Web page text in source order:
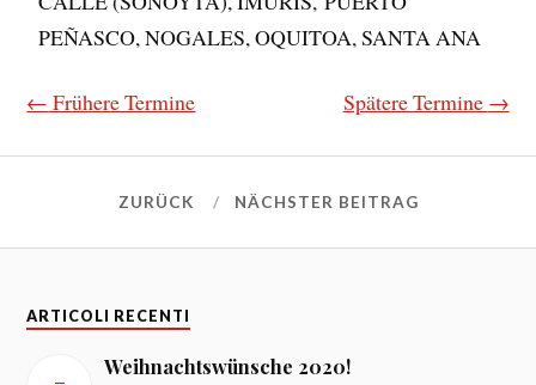
PEÑASCO, NOGALES, OQUITOA, SANTA ANA
Spätere Termine →
← Frühere Termine
ZURÜCK NÄCHSTER BEITRAG
ARTICOLI RECENTI
Weihnachtswünsche 2020!